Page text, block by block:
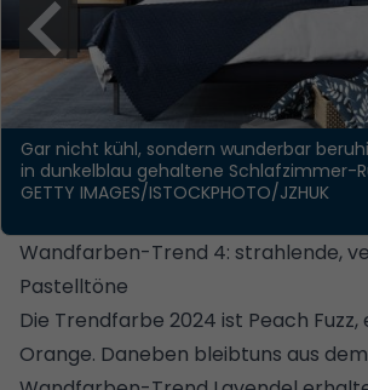
Gar nicht kühl, sondern wunderbar
in dunkelblau gehaltene Schlafzimmer-
GETTY IMAGES/ISTOCKPHOTO/JZHUK
Wandfarben-Trend 4: strahlende,
Pastelltöne
Die Trendfarbe 2024 ist Peach Fuzz,
Orange. Daneben bleibtuns aus